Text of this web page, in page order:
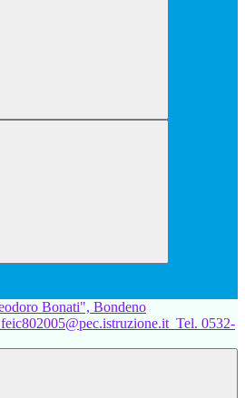
feic802005@pec.istruzione.it Tel. 0532-